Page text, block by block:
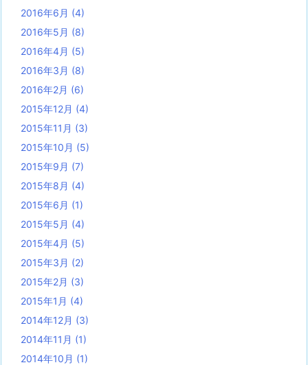
2016年6月 (4)
2016年5月 (8)
2016年4月 (5)
2016年3月 (8)
2016年2月 (6)
2015年12月 (4)
2015年11月 (3)
2015年10月 (5)
2015年9月 (7)
2015年8月 (4)
2015年6月 (1)
2015年5月 (4)
2015年4月 (5)
2015年3月 (2)
2015年2月 (3)
2015年1月 (4)
2014年12月 (3)
2014年11月 (1)
2014年10月 (1)